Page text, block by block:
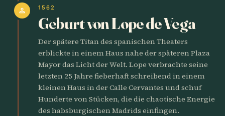
person 1562
Geburt von Lope de Vega
Der spätere Titan des spanischen Theaters
erblickte in einem Haus nahe der späteren Plaza
Mayor das Licht der Welt. Lope verbrachte seine
letzten 25 Jahre fieberhaft schreibend in einem
kleinen Haus in der Calle Cervantes und schuf
Hunderte von Stücken, die die chaotische Energie
des habsburgischen Madrids einfingen.